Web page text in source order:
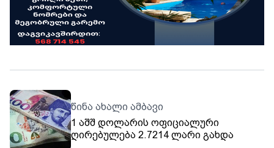
წინა ახალი ამბავი
1 აშშ დოლარის ოფიციალური
ღირებულება 2.7214 ლარი გახდა